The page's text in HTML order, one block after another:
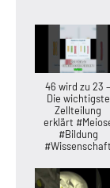
46 wird zu 23 –
Die wichtigste
Zellteilung
erklärt
#Bildung
#Wissenschaft